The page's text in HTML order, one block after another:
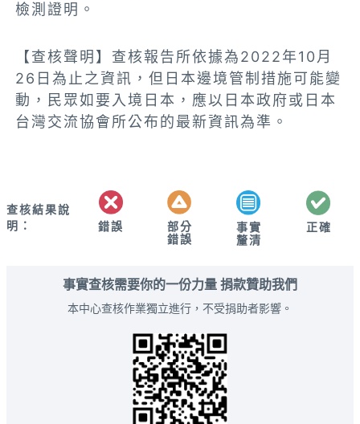
檢測證明。
【查核聲明】查核報告所依據為2022年10月
26日為止之資訊，但日本邊境管制措施可能變
動，民眾如要入境日本，應以日本政府或日本
台灣交流協會所公布的最新資訊為準。
查核結果說
明：
錯誤
部分
錯誤
事實
釐清
正確
事實查核需要你的一份力量 捐款贊助我們
本中心查核作業獨立進行，不受捐助者影響。